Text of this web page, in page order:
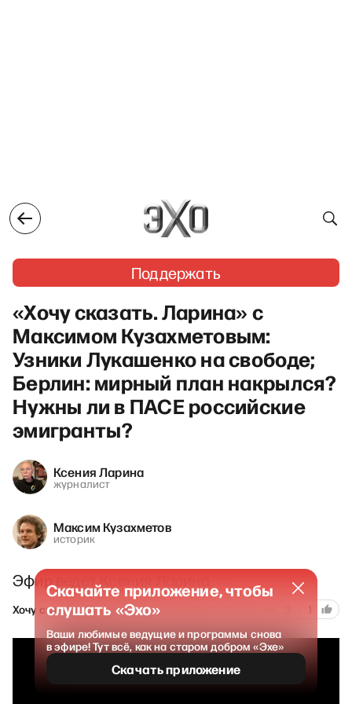
Поддержать
«Хочу сказать. Ларина» с
Максимом Кузахметовым:
Узники Лукашенко на свободе;
Берлин: мирный план накрылся?
Нужны ли в ПАСЕ российские
эмигранты?
Ксения Ларина
журналист
Максим Кузахметов
историк
Эфир ведёт Ксения Ларина
Хочу сказать. Ларина 16 декабря 2025 1
Скачайте приложение, чтобы
слушать «Эхо»
Ваши любимые ведущие и программы снова
в эфире! Тут всё, как на старом добром «Эхе»
Скачать приложение